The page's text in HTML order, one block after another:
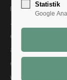
Regenstauf,
Jahren haben
einer Spende
aufgerufen.
einen Beitrag
wir somit eine
Statistik
Google